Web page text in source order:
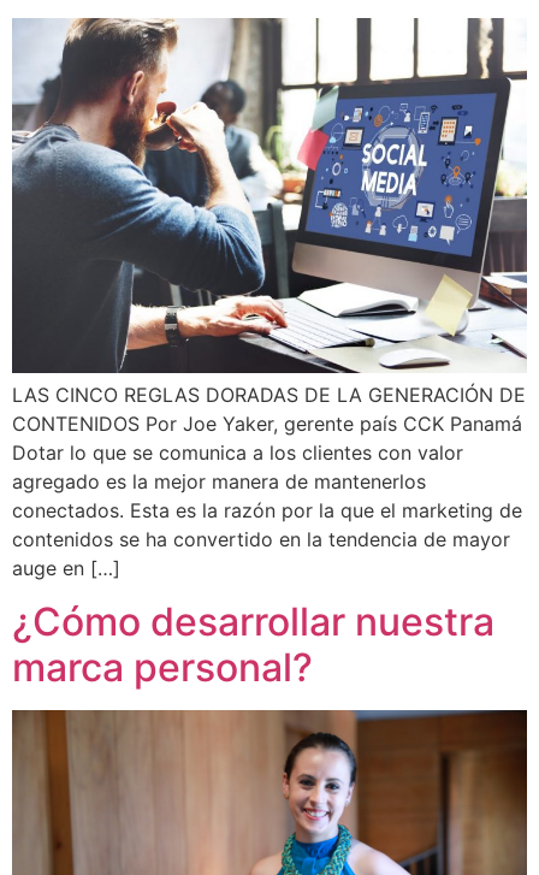
LAS CINCO REGLAS DORADAS DE LA GENERACIÓN DE
CONTENIDOS Por Joe Yaker, gerente país CCK Panamá
Dotar lo que se comunica a los clientes con valor
agregado es la mejor manera de mantenerlos
conectados. Esta es la razón por la que el marketing de
contenidos se ha convertido en la tendencia de mayor
auge en […]
¿Cómo desarrollar nuestra
marca personal?